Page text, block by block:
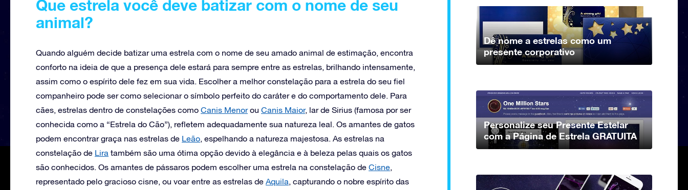
Que estrela você deve batizar com o nome de seu
animal?
Quando alguém decide batizar uma estrela com o nome de seu amado animal de estimação, encontra
conforto na ideia de que a presença dele estará para sempre entre as estrelas, brilhando intensamente,
assim como o espírito dele fez em sua vida. Escolher a melhor constelação para a estrela do seu fiel
companheiro pode ser como selecionar o símbolo perfeito do caráter e do comportamento dele. Para
cães, estrelas dentro de constelações como Canis Menorou Canis Maior, lar de Sirius (famosa por ser
conhecida como a “Estrela do Cão”), refletem adequadamente sua natureza leal. Os amantes de gatos
podem encontrar graça nas estrelas de Leão, espelhando a natureza majestosa. As estrelas na
constelação de Lira também são uma ótima opção devido à elegância e à beleza pelas quais os gatos
são conhecidos. Os amantes de pássaros podem escolher uma estrela na constelação de Cisne,
representado pelo gracioso cisne, ou voar entre as estrelas de Aquila, capturando o nobre espírito das
Dê nome a estrelas como um
presente corporativo
Personalize seu Presente Estelar
com a Página de Estrela GRATUITA